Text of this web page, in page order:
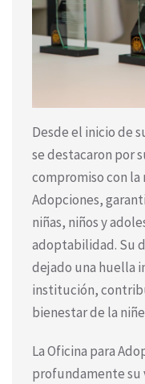
Desde el inicio de
se destacaron por
compromiso con la
Adopciones,
niñas, niños y
adoptabilidad. Su
dejado una huella
institución,
bienestar de la
La Oficina para
profundamente su